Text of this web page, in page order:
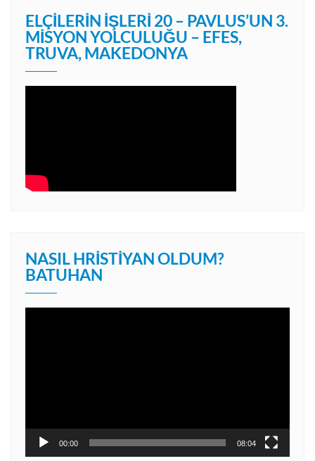
ELÇILERIN İŞLERI 20 – PAVLUS’UN 3.
MISYON YOLCULUĞU – EFES,
TRUVA, MAKEDONYA
NASIL HRISTIYAN OLDUM?
BATUHAN
00:00 08:04